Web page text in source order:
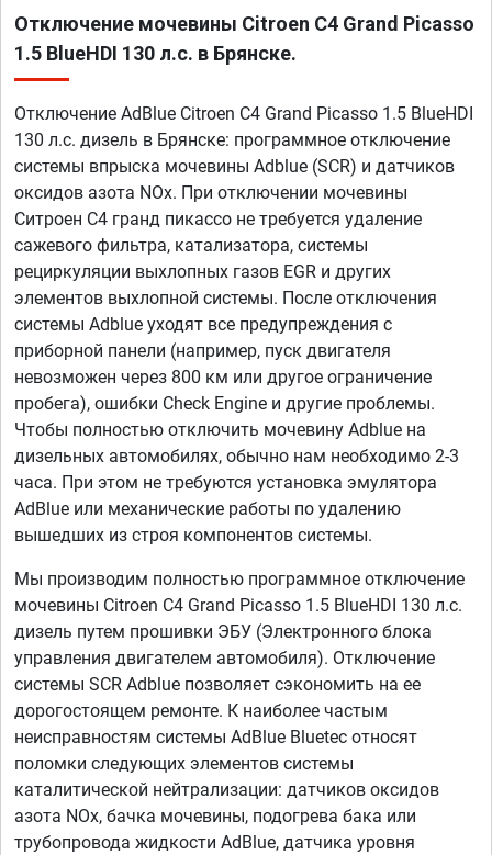
Отключение мочевины Citroen C4 Grand Picasso
1.5 BlueHDI 130 л.с. в Брянске.
Отключение AdBlue Citroen C4 Grand Picasso 1.5 BlueHDI
130 л.с. дизель в Брянске: программное отключение
системы впрыска мочевины Adblue (SCR) и датчиков
оксидов азота NOx. При отключении мочевины
Ситроен С4 гранд пикассо не требуется удаление
сажевого фильтра, катализатора, системы
рециркуляции выхлопных газов EGR и других
элементов выхлопной системы. После отключения
системы Adblue уходят все предупреждения с
приборной панели (например, пуск двигателя
невозможен через 800 км или другое ограничение
пробега), ошибки Check Engine и другие проблемы.
Чтобы полностью отключить мочевину Adblue на
дизельных автомобилях, обычно нам необходимо 2-3
часа. При этом не требуются установка эмулятора
AdBlue или механические работы по удалению
вышедших из строя компонентов системы.
Мы производим полностью программное отключение
мочевины Citroen C4 Grand Picasso 1.5 BlueHDI 130 л.с.
дизель путем прошивки ЭБУ (Электронного блока
управления двигателем автомобиля). Отключение
системы SCR Adblue позволяет сэкономить на ее
дорогостоящем ремонте. К наиболее частым
неисправностям системы AdBlue Bluetec относят
поломки следующих элементов системы
каталитической нейтрализации: датчиков оксидов
азота NOx, бачка мочевины, подогрева бака или
трубопровода жидкости AdBlue, датчика уровня